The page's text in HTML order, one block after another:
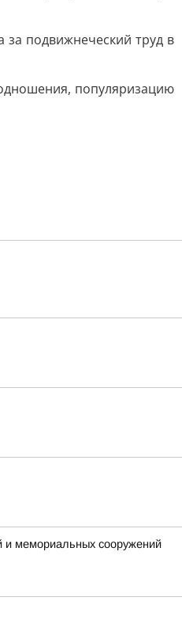
подвижнеческий труд в
популяризацию
и мемориальных сооружений